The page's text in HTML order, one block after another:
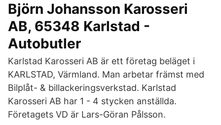
Björn Johansson Karosseri
AB, 65348 Karlstad -
Autobutler
Karlstad Karosseri AB är ett företag beläget i
KARLSTAD, Värmland. Man arbetar främst med
Bilplåt- & billackeringsverkstad. Karlstad
Karosseri AB har 1 - 4 stycken anställda.
Företagets VD är Lars-Göran Pålsson.